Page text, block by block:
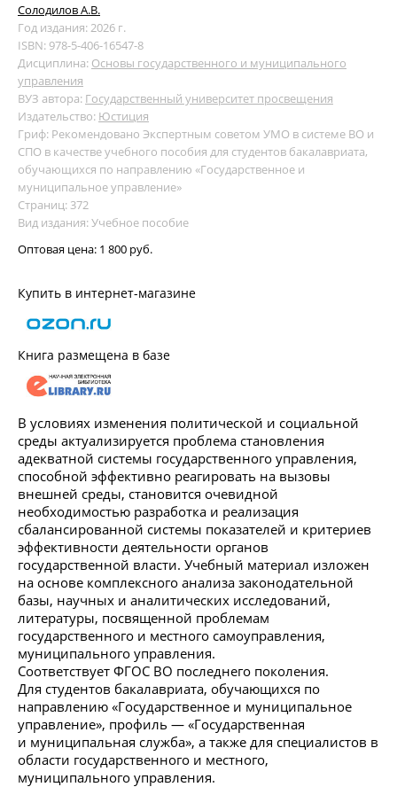
Солодилов А.В.
Год издания: 2026 г.
ISBN: 978-5-406-16547-8
Дисциплина: Основы государственного и муниципального
управления
ВУЗ автора: Государственный университет просвещения
Издательство: Юстиция
Гриф: Рекомендовано Экспертным советом УМО в системе ВО и
СПО в качестве учебного пособия для студентов бакалавриата,
обучающихся по направлению «Государственное и
муниципальное управление»
Страниц: 372
Вид издания: Учебное пособие
Оптовая цена: 1 800 руб.
Купить в интернет-магазине
Книга размещена в базе
В условиях изменения политической и социальной
среды актуализируется проблема становления
адекватной системы государственного управления,
способной эффективно реагировать на вызовы
внешней среды, становится очевидной
необходимостью разработка и реализация
сбалансированной системы показателей и критериев
эффективности деятельности органов
государственной власти. Учебный материал изложен
на основе комплексного анализа законодательной
базы, научных и аналитических исследований,
литературы, посвященной проблемам
государственного и местного самоуправления,
муниципального управления.
Соответствует ФГОС ВО последнего поколения.
Для студентов бакалавриата, обучающихся по
направлению «Государственное и муниципальное
управление», профиль — «Государственная
и муниципальная служба», а также для специалистов в
области государственного и местного,
муниципального управления.